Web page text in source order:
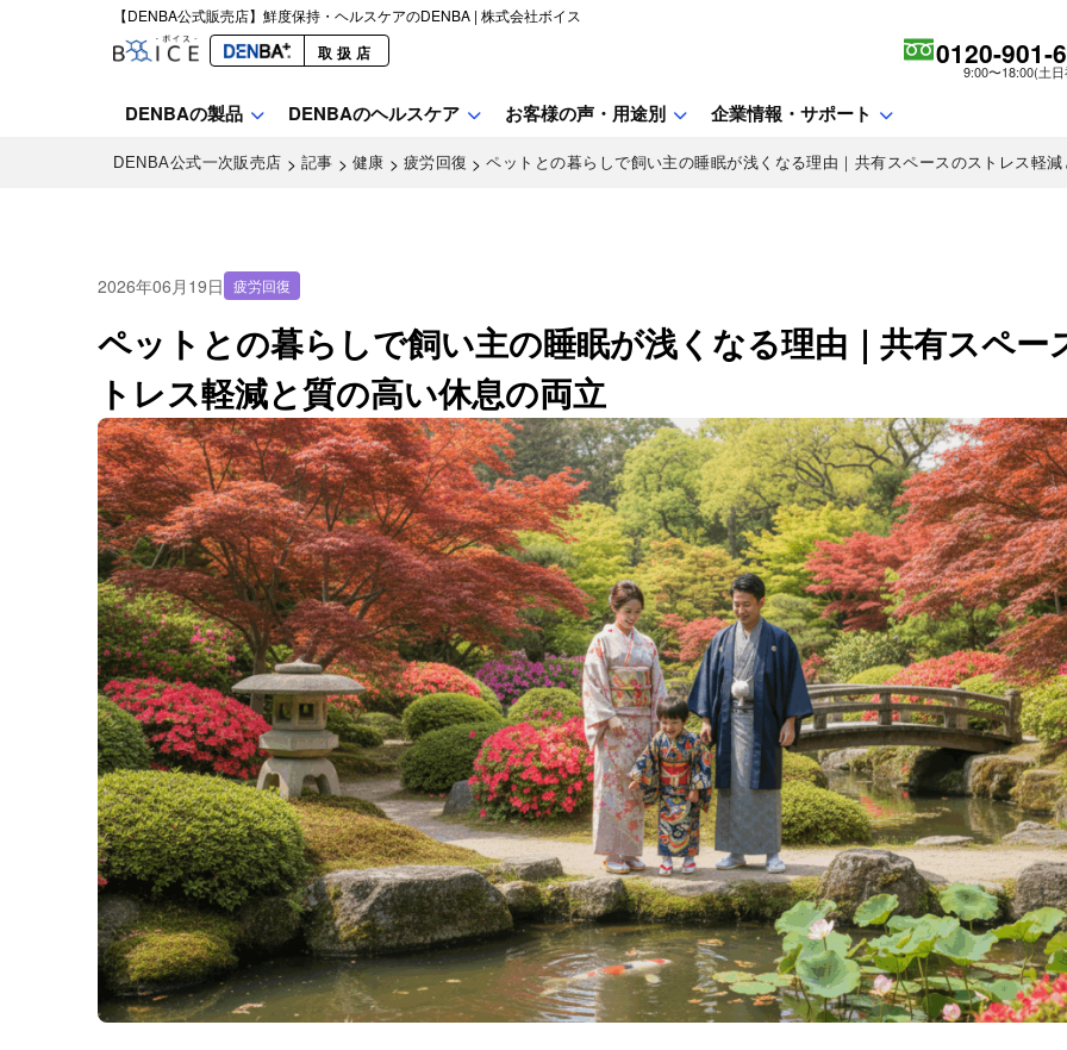
【DENBA公式販売店】鮮度保持・ヘルスケアのDENBA | 株式会社ボイス
取扱店 0120-901-
9:00〜18:00(土
DENBAの製品 DENBAのヘルスケア お客様の声・用途別 企業情報・サポート
DENBA公式一次販売店 > 記事 > 健康 > 疲労回復 >ペットとの暮らしで飼い主の睡眠が浅くなる理由｜共有スペースのストレス軽
2026年06月19日 疲労回復
ペットとの暮らしで飼い主の睡眠が浅くなる理由｜共有スペー
トレス軽減と質の高い休息の両立